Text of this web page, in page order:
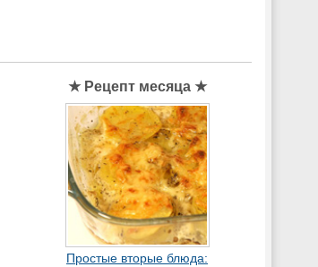
★ Рецепт месяца ★
Простые вторые блюда: